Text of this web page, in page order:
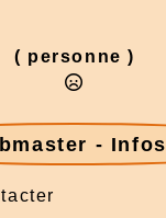
( personne )
- Infos